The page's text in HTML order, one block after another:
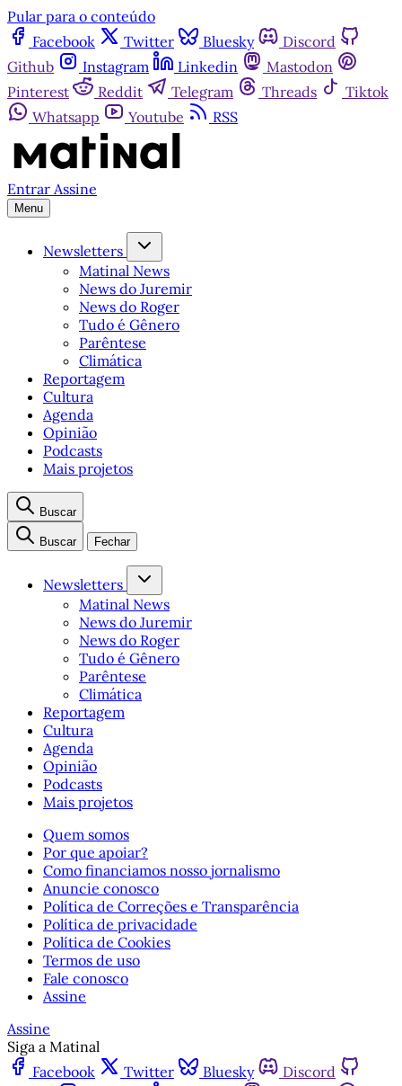
Pular para o conteúdo
Facebook
Twitter Bluesky
Discord
Github
Instagram Linkedin
Mastodon
Pinterest
Reddit Telegram Threads
Tiktok
Whatsapp
Youtube RSS
Entrar Assine
Menu
Newsletters
Matinal News
News do Juremir
News do Roger
Tudo é Gênero
Parêntese
Climática
Reportagem
Cultura
Agenda
Opinião
Podcasts
Mais projetos
Buscar
Buscar Fechar
Newsletters
Matinal News
News do Juremir
News do Roger
Tudo é Gênero
Parêntese
Climática
Reportagem
Cultura
Agenda
Opinião
Podcasts
Mais projetos
Quem somos
Por que apoiar?
Como financiamos nosso jornalismo
Anuncie conosco
Política de Correções e Transparência
Política de privacidade
Política de Cookies
Termos de uso
Fale conosco
Assine
Assine
Siga a Matinal
Facebook
Twitter Bluesky
Discord